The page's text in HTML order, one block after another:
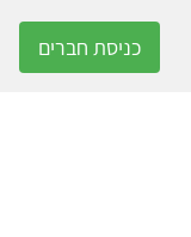
כניסת חברים